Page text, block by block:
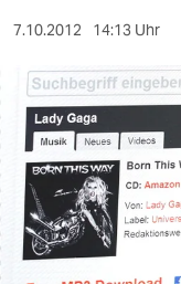
sport
berlin
nord
wahrheit
verlag
7.10.2012 14:13 Uhr